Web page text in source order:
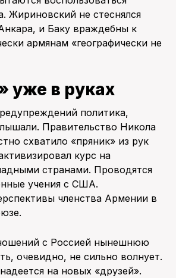
Жириновский не стеснялся
и Баку враждебны к
армянам «географически не
уже в руках
политика,
Правительство Никола
схватило «пряник» из рук
курс на
странами. Проводятся
учения с США.
членства Армении в
с Россией нынешнюю
очевидно, не сильно волнует.
на новых «друзей».